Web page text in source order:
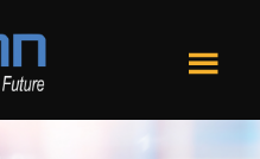
u